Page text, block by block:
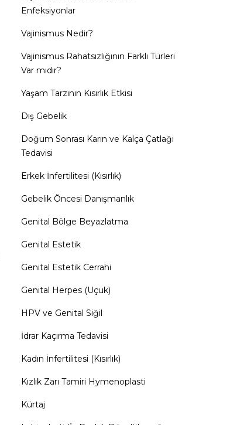
Enfeksiyonlar
Vajinismus Nedir?
Vajinismus Rahatsızlığının Farklı Türleri
Var mıdır?
Yaşam Tarzının Kısırlık Etkisi
Dış Gebelik
Doğum Sonrası Karın ve Kalça Çatlağı
Tedavisi
Erkek İnfertilitesi (Kısırlık)
Gebelik Öncesi Danışmanlık
Genital Bölge Beyazlatma
Genital Estetik
Genital Estetik Cerrahi
Genital Herpes (Uçuk)
HPV ve Genital Siğil
İdrar Kaçırma Tedavisi
Kadın İnfertilitesi (Kısırlık)
Kızlık Zarı Tamiri Hymenoplasti
Kürtaj